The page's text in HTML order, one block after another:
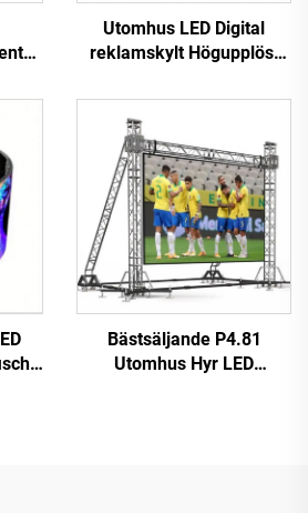
Utomhus LED Digital
reklamskylt Högupplöst
prestanda P10 LED
Videovägg
Jordglovarskärm
Bästsäljande P4.81
Utomhus Hyr LED